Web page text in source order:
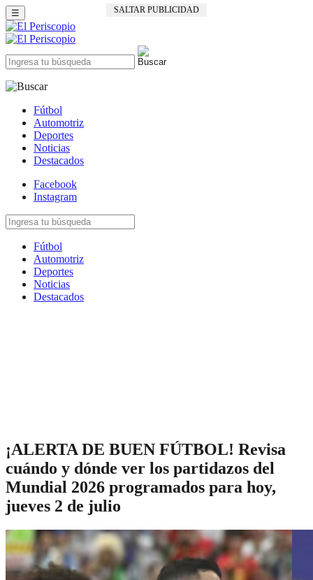
SALTAR PUBLICIDAD
☰
Fútbol
Automotriz
Deportes
Noticias
Destacados
Facebook
Instagram
Fútbol
Automotriz
Deportes
Noticias
Destacados
¡ALERTA DE BUEN FÚTBOL! Revisa
cuándo y dónde ver los partidazos del
Mundial 2026 programados para hoy,
jueves 2 de julio